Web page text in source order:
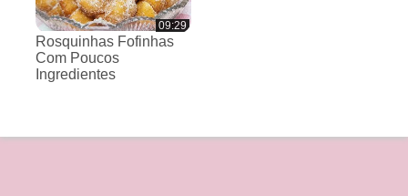
09:29
Rosquinhas Fofinhas
Com Poucos
Ingredientes